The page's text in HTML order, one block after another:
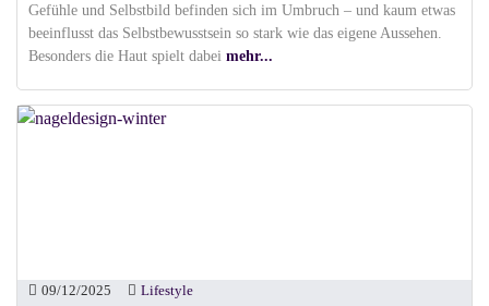
Gefühle und Selbstbild befinden sich im Umbruch – und kaum etwas
beeinflusst das Selbstbewusstsein so stark wie das eigene Aussehen.
Besonders die Haut spielt dabei mehr...
09/12/2025 Lifestyle